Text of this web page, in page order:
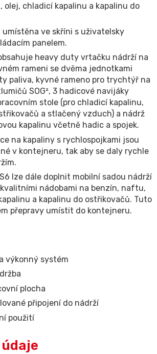
olej, chladicí kapalinu a kapalinu do
umístěna ve skříni s uživatelsky
panelem.
heavy duty vrtačku nádrží na
rameni se dvěma jednotkami
paliva, kyvné rameno pro trychtýř na
SOG², 3 hadicové navijáky
stole (pro chladicí kapalinu,
a stlačený vzduch) a nádrž
kapalinu včetně hadic a spojek.
na kapaliny s rychlospojkami jsou
v kontejneru, tak aby se daly rychle
lze dále doplnit mobilní sadou nádrží
nádobami na benzín, naftu,
a kapalinu do ostřikovačů. Tuto
přepravy umístit do kontejneru.
výkonný systém
plocha
připojení do nádrží
použití